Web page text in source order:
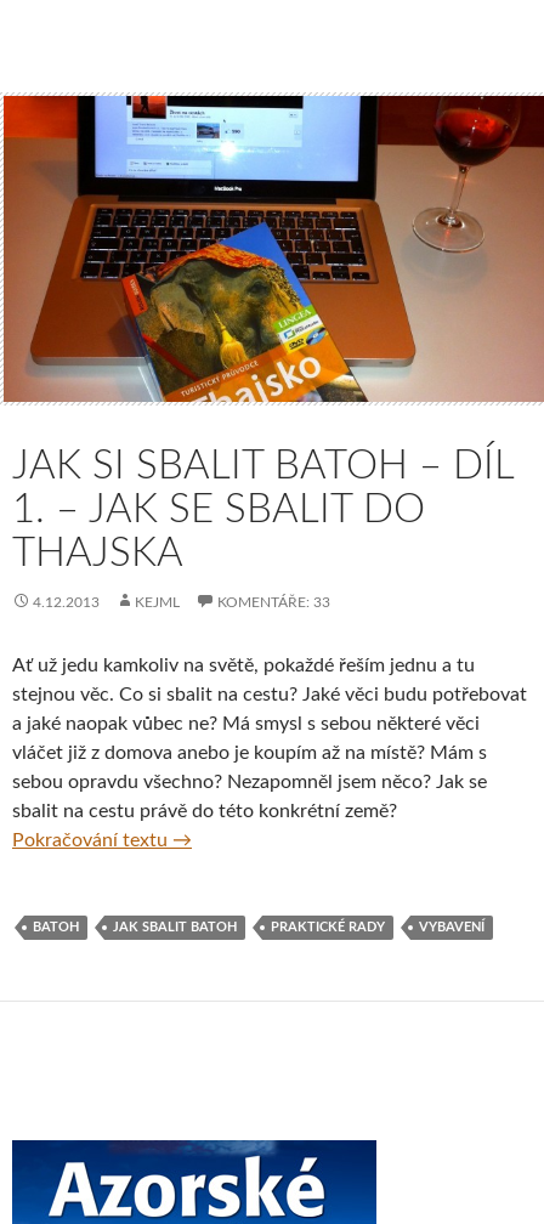
JAK SI SBALIT BATOH – DÍL
1. – JAK SE SBALIT DO
THAJSKA
4.12.2013 KEJML KOMENTÁŘE: 33
Ať už jedu kamkoliv na světě, pokaždé řeším jednu a tu
stejnou věc. Co si sbalit na cestu? Jaké věci budu potřebovat
a jaké naopak vůbec ne? Má smysl s sebou některé věci
vláčet již z domova anebo je koupím až na místě? Mám s
sebou opravdu všechno? Nezapomněl jsem něco? Jak se
sbalit na cestu právě do této konkrétní země?
Pokračování textu Jak si sbalit batoh – díl 1. – Jak se sbalit do
→
BATOH JAK SBALIT BATOH PRAKTICKÉ RADY VYBAVENÍ